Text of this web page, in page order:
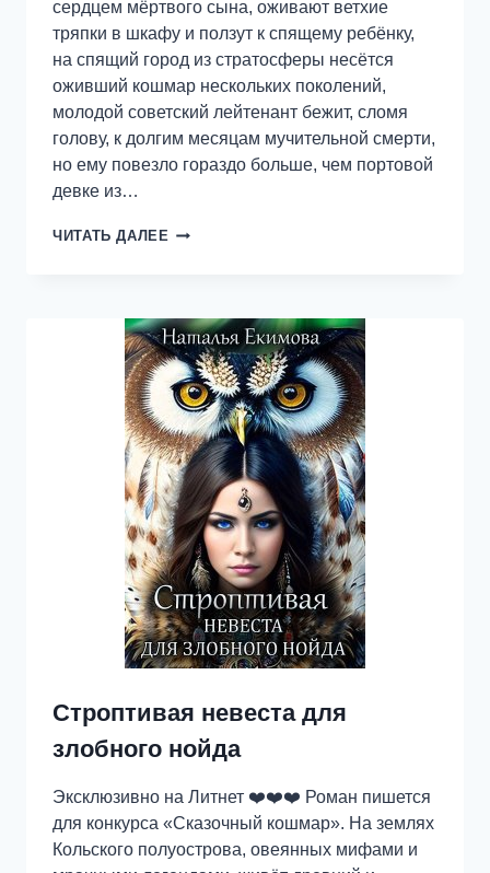
сердцем мёртвого сына, оживают ветхие
тряпки в шкафу и ползут к спящему ребёнку,
на спящий город из стратосферы несётся
оживший кошмар нескольких поколений,
молодой советский лейтенант бежит, сломя
голову, к долгим месяцам мучительной смерти,
но ему повезло гораздо больше, чем портовой
девке из…
ЧИТАТЬ ДАЛЕЕ ЧЁРНАЯ
Строптивая невеста для
злобного нойда
Эксклюзивно на Литнет ❤️❤️❤️ Роман пишется
для конкурса «Сказочный кошмар». На землях
Кольского полуострова, овеянных мифами и